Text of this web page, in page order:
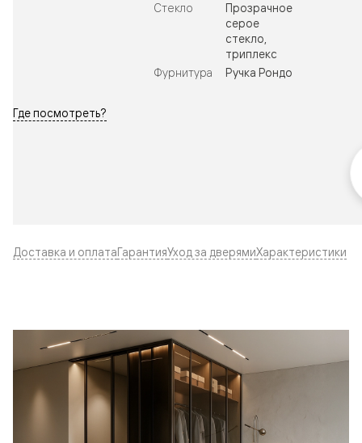
Стекло
Прозрачное
серое
стекло,
триплекс
Фурнитура
Ручка Рондо
Где посмотреть?
Доставка и оплатаГарантияУход за дверямиХарактеристики